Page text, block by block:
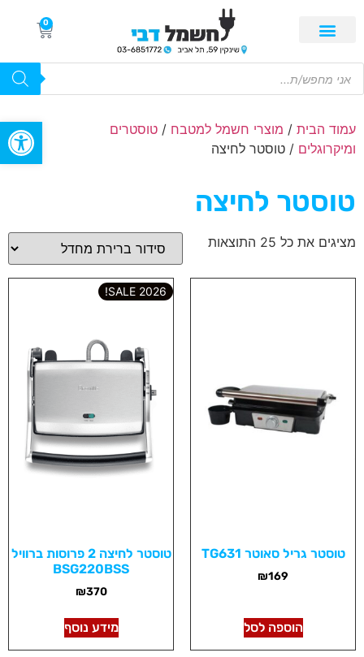
פתח
0
עמוד הבית / מוצרי חשמל למטבח / טוסטרים
ומיקרוגלים / טוסטר לחיצה
טוסטר לחיצה
מציגים את כל ⁦25⁩ התוצאות
טוסטר גריל סאוטר TG631
₪169
הוספה לסל
2026 SALE!
טוסטר לחיצה 2 פרוסות ברוויל
BSG220BSS
₪370
מידע נוסף